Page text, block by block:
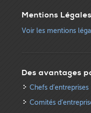
Mentions Légales
Voir les mentions
Des avantages
Chefs d’entreprises
Comités